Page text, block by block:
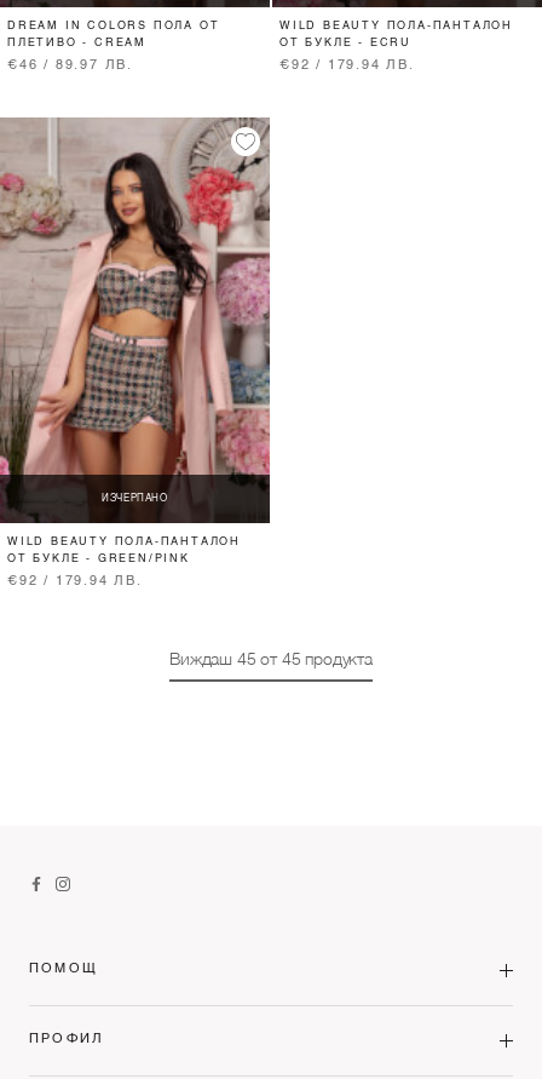
DREAM IN COLORS ПОЛА ОТ
ПЛЕТИВО - CREAM
€46 / 89.97 ЛВ.
WILD BEAUTY ПОЛА-ПАНТАЛОН
ОТ БУКЛЕ - ECRU
€92 / 179.94 ЛВ.
ИЗЧЕРПАНО
WILD BEAUTY ПОЛА-ПАНТАЛОН
ОТ БУКЛЕ - GREEN/PINK
€92 / 179.94 ЛВ.
Виждаш 45 от 45 продукта
ПОМОЩ
ПРОФИЛ